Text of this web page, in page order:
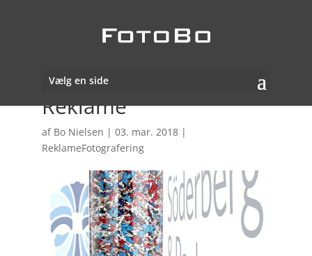
Vælg en side
Reklame
af Bo Nielsen | 03. mar. 2018|
ReklameFotografering